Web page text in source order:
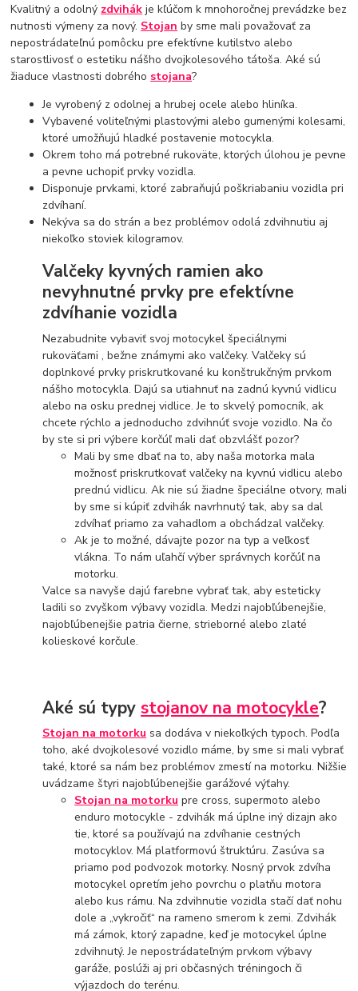
Kvalitný a odolný zdvihák je kľúčom k mnohoročnej prevádzke bez
nutnosti výmeny za nový. Stojan by sme mali považovať za
nepostrádateľnú pomôcku pre efektívne kutilstvo alebo
starostlivosť o estetiku nášho dvojkolesového tátoša. Aké sú
žiaduce vlastnosti dobrého stojana?
Je vyrobený z odolnej a hrubej ocele alebo hliníka.
Vybavené voliteľnými plastovými alebo gumenými kolesami,
ktoré umožňujú hladké postavenie motocykla.
Okrem toho má potrebné rukoväte, ktorých úlohou je pevne
a pevne uchopiť prvky vozidla.
Disponuje prvkami, ktoré zabraňujú poškriabaniu vozidla pri
zdvíhaní.
Nekýva sa do strán a bez problémov odolá zdvihnutiu aj
niekoľko stoviek kilogramov.
Valčeky kyvných ramien ako
nevyhnutné prvky pre efektívne
zdvíhanie vozidla
Nezabudnite vybaviť svoj motocykel špeciálnymi
rukoväťami , bežne známymi ako valčeky. Valčeky sú
doplnkové prvky priskrutkované ku konštrukčným prvkom
nášho motocykla. Dajú sa utiahnuť na zadnú kyvnú vidlicu
alebo na osku prednej vidlice. Je to skvelý pomocník, ak
chcete rýchlo a jednoducho zdvihnúť svoje vozidlo. Na čo
by ste si pri výbere korčúľ mali dať obzvlášť pozor?
Mali by sme dbať na to, aby naša motorka mala
možnosť priskrutkovať valčeky na kyvnú vidlicu alebo
prednú vidlicu. Ak nie sú žiadne špeciálne otvory, mali
by sme si kúpiť zdvihák navrhnutý tak, aby sa dal
zdvíhať priamo za vahadlom a obchádzal valčeky.
Ak je to možné, dávajte pozor na typ a veľkosť
vlákna. To nám uľahčí výber správnych korčúľ na
motorku.
Valce sa navyše dajú farebne vybrať tak, aby esteticky
ladili so zvyškom výbavy vozidla. Medzi najobľúbenejšie,
najobľúbenejšie patria čierne, strieborné alebo zlaté
kolieskové korčule.
Aké sú typystojanov na motocykle?
Stojan na motorku sa dodáva v niekoľkých typoch. Podľa
toho, aké dvojkolesové vozidlo máme, by sme si mali vybrať
také, ktoré sa nám bez problémov zmestí na motorku. Nižšie
uvádzame štyri najobľúbenejšie garážové výťahy.
Stojan na motorku pre cross, supermoto alebo
enduro motocykle - zdvihák má úplne iný dizajn ako
tie, ktoré sa používajú na zdvíhanie cestných
motocyklov. Má platformovú štruktúru. Zasúva sa
priamo pod podvozok motorky. Nosný prvok zdvíha
motocykel opretím jeho povrchu o platňu motora
alebo kus rámu. Na zdvihnutie vozidla stačí dať nohu
dole a „vykročiť“ na rameno smerom k zemi. Zdvihák
má zámok, ktorý zapadne, keď je motocykel úplne
zdvihnutý. Je nepostrádateľným prvkom výbavy
garáže, poslúži aj pri občasných tréningoch či
výjazdoch do terénu.